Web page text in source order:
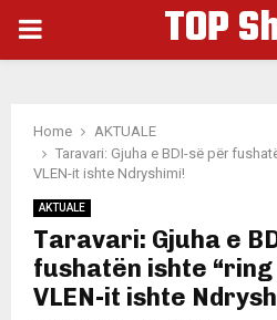
PRIMARY
TOP
Home
AKTUALE
Taravari: Gjuha e BDI-së për
VLEN-it ishte Ndryshimi!
AKTUALE
Taravari: Gjuha e
fushatën ishte “ring
VLEN-it ishte